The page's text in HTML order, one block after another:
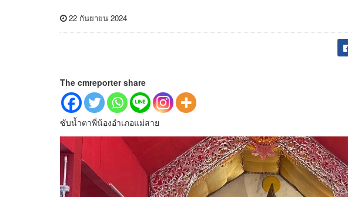
22 กันยายน 2024
The cmreporter share
ซับน้ำตาพี่น้องอำเภอแม่สาย